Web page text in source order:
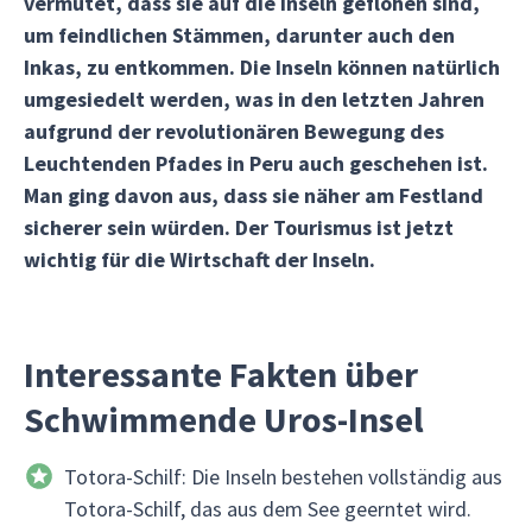
um feindlichen Stämmen, darunter auch den
Inkas, zu entkommen. Die Inseln können natürlich
umgesiedelt werden, was in den letzten Jahren
aufgrund der revolutionären Bewegung des
Leuchtenden Pfades in Peru auch geschehen ist.
Man ging davon aus, dass sie näher am Festland
sicherer sein würden. Der Tourismus ist jetzt
wichtig für die Wirtschaft der Inseln.
Interessante Fakten über
Schwimmende Uros-Insel
Totora-Schilf: Die Inseln bestehen vollständig aus
Totora-Schilf, das aus dem See geerntet wird.